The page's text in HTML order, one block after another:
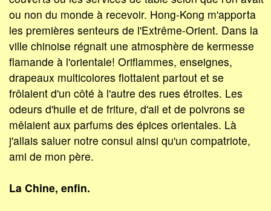
ou non du monde à recevoir. Hong-Kong m'apporta
les premières senteurs de l'Extrême-Orient. Dans la
ville chinoise régnait une atmosphère de kermesse
flamande à l'orientale! Oriflammes, enseignes,
drapeaux multicolores flottaient partout et se
frôlaient d'un côté à l'autre des rues étroites. Les
odeurs d'huile et de friture, d'ail et de poivrons se
mêlaient aux parfums des épices orientales. Là
j'allais saluer notre consul ainsi qu'un compatriote,
ami de mon père.
La Chine, enfin.